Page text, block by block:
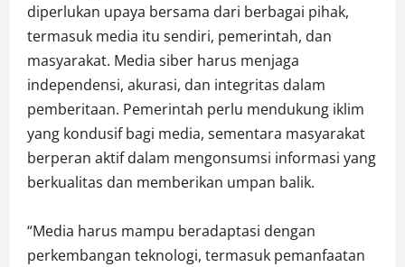
diperlukan upaya bersama dari berbagai pihak,
termasuk media itu sendiri, pemerintah, dan
masyarakat. Media siber harus menjaga
independensi, akurasi, dan integritas dalam
pemberitaan. Pemerintah perlu mendukung iklim
yang kondusif bagi media, sementara masyarakat
berperan aktif dalam mengonsumsi informasi yang
berkualitas dan memberikan umpan balik.
“Media harus mampu beradaptasi dengan
perkembangan teknologi, termasuk pemanfaatan